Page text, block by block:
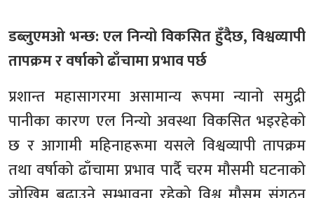
डब्लुएमओ भन्छ: एल निन्यो विकसित हुँदैछ, विश्वव्यापी
तापक्रम र वर्षाको ढाँचामा प्रभाव पर्छ
प्रशान्त महासागरमा असामान्य रूपमा न्यानो समुद्री
पानीका कारण एल निन्यो अवस्था विकसित भइरहेको
छ र आगामी महिनाहरूमा यसले विश्वव्यापी तापक्रम
तथा वर्षाको ढाँचामा प्रभाव पार्दै चरम मौसमी घटनाको